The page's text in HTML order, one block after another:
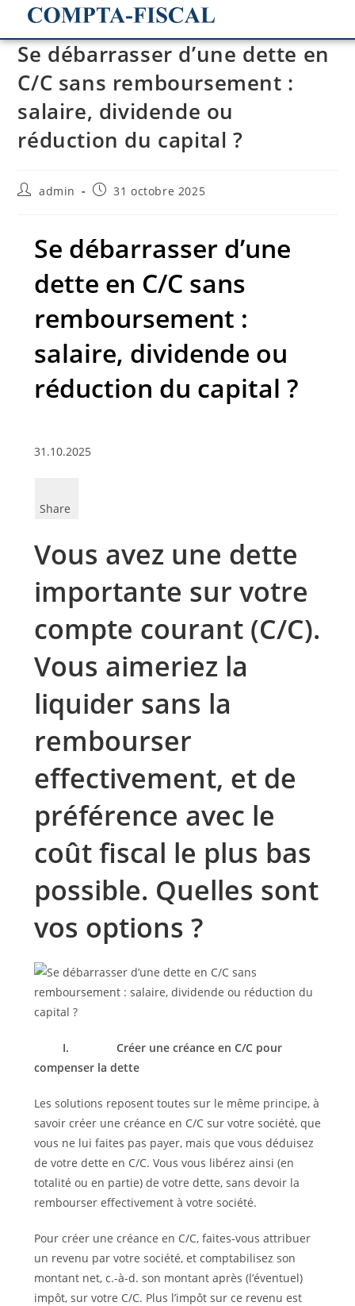
Se débarrasser d’une dette en
C/C sans remboursement :
salaire, dividende ou
réduction du capital ?
admin 31 octobre 2025
Se débarrasser d’une
dette en C/C sans
remboursement :
salaire, dividende ou
réduction du capital ?
31.10.2025
Share
Vous avez une dette
importante sur votre
compte courant (C/C).
Vous aimeriez la
liquider sans la
rembourser
effectivement, et de
préférence avec le
coût fiscal le plus bas
possible. Quelles sont
vos options ?
I. Créer une créance en C/C pour
compenser la dette
Les solutions reposent toutes sur le même principe, à
savoir créer une créance en C/C sur votre société, que
vous ne lui faites pas payer, mais que vous déduisez
de votre dette en C/C. Vous vous libérez ainsi (en
totalité ou en partie) de votre dette, sans devoir la
rembourser effectivement à votre société.
Pour créer une créance en C/C, faites-vous attribuer
un revenu par votre société, et comptabilisez son
montant net, c.-à-d. son montant après (l’éventuel)
impôt, sur votre C/C. Plus l’impôt sur ce revenu est